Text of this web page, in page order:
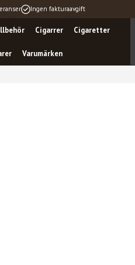
Ingen fakturaavgift
Cigarrer Cigaretter
Varumärken